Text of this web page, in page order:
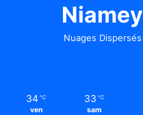
Niamey
Nuages Dispersés
34 ℃
ven
33 ℃
sam